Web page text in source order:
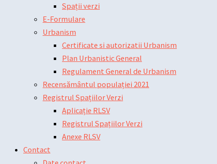
Spații verzi
E-Formulare
Urbanism
Certificate si autorizatii Urbanism
Plan Urbanistic General
Regulament General de Urbanism
Recensământul populației 2021
Registrul Spațiilor Verzi
Aplicație RLSV
Registrul Spațiilor Verzi
Anexe RLSV
Contact